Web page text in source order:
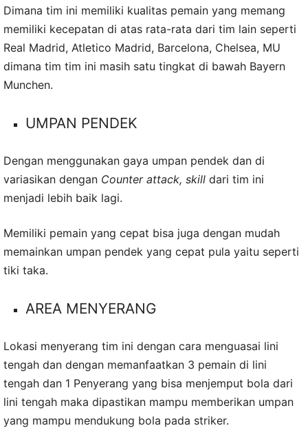
Dimana tim ini memiliki kualitas pemain yang memang
memiliki kecepatan di atas rata-rata dari tim lain seperti
Real Madrid, Atletico Madrid, Barcelona, Chelsea, MU
dimana tim tim ini masih satu tingkat di bawah Bayern
Munchen.
UMPAN PENDEK
Dengan menggunakan gaya umpan pendek dan di
variasikan dengan Counter attack, skill dari tim ini
menjadi lebih baik lagi.
Memiliki pemain yang cepat bisa juga dengan mudah
memainkan umpan pendek yang cepat pula yaitu seperti
tiki taka.
AREA MENYERANG
Lokasi menyerang tim ini dengan cara menguasai lini
tengah dan dengan memanfaatkan 3 pemain di lini
tengah dan 1 Penyerang yang bisa menjemput bola dari
lini tengah maka dipastikan mampu memberikan umpan
yang mampu mendukung bola pada striker.